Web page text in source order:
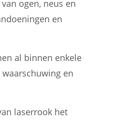
ogen, neus en
en
al binnen enkele
en
laserrook het